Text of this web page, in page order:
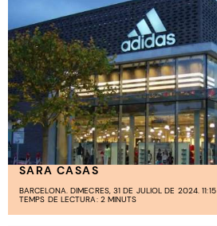
SARA CASAS
BARCELONA. DIMECRES, 31 DE JULIOL DE 2024. 11:15
TEMPS DE LECTURA: 2 MINUTS